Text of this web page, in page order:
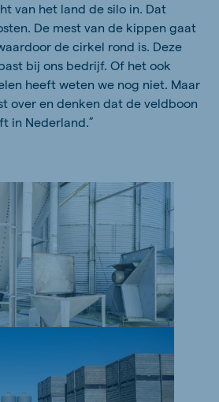
van het land de silo in. Dat
De mest van de kippen gaat
de cirkel rond is. Deze
bij ons bedrijf. Of het ook
heeft weten we nog niet. Maar
over en denken dat de veldboon
in Nederland.”